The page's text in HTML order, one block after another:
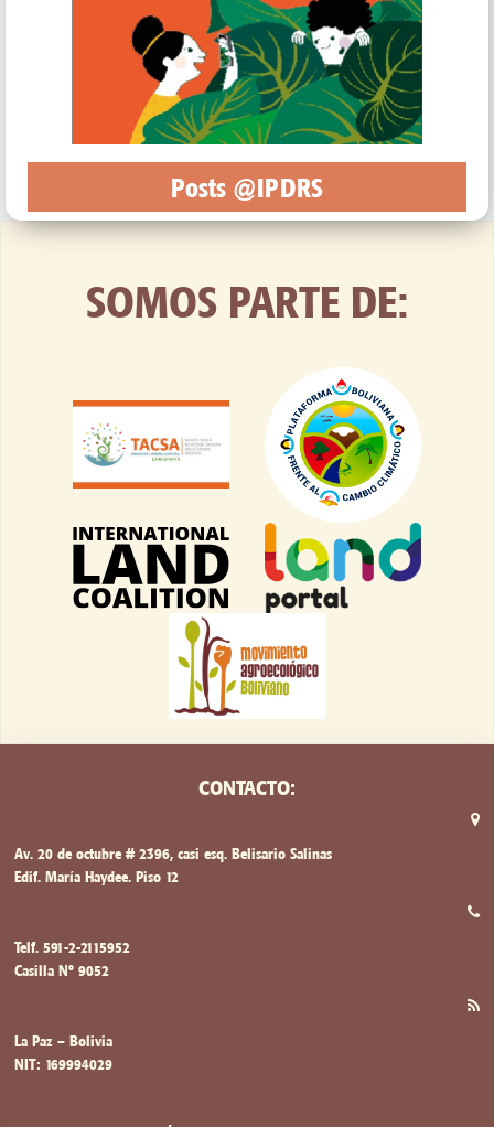
Posts @IPDRS
SOMOS PARTE DE:
CONTACTO:
Av. 20 de octubre # 2396, casi esq. Belisario Salinas
Edif. María Haydee. Piso 12
Telf. 591-2-2115952
Casilla Nº 9052
La Paz – Bolivia
NIT: 169994029